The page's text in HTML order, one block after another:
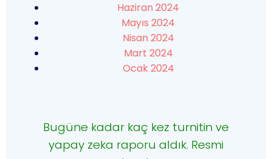
Haziran 2024
Mayıs 2024
Nisan 2024
Mart 2024
Ocak 2024
Bugüne kadar kaç kez turnitin ve
yapay zeka raporu aldık. Resmi